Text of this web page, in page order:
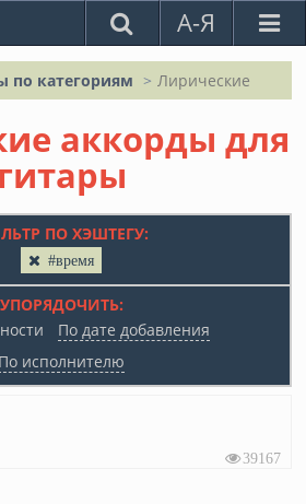
А-Я
по категориям Лирические
аккорды для
гитары
ПО ХЭШТЕГУ:
#время
УПОРЯДОЧИТЬ:
По дате добавления
По исполнителю
39167